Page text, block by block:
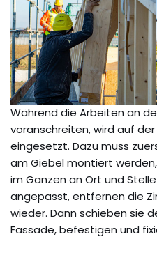
Während die Arbeiten an
voranschreiten, wird auf
eingesetzt. Dazu muss
am Giebel montiert
im Ganzen an Ort und
angepasst, entfernen die
wieder. Dann schieben sie
Fassade, befestigen und